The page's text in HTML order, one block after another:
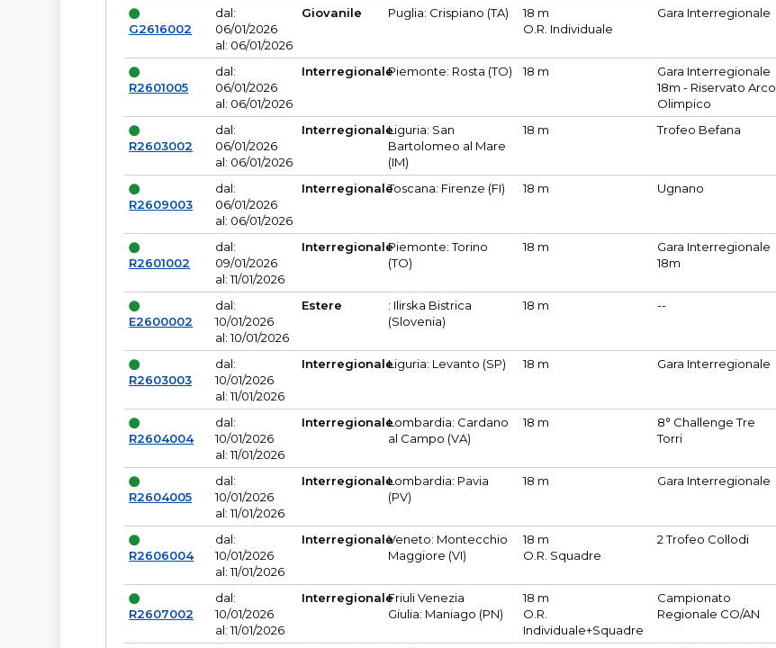
G2616002
dal:
06/01/2026
al: 06/01/2026
Giovanile Puglia: Crispiano (TA)
18 m
O.R. Individuale
Gara Interregionale
R2601005
dal:
06/01/2026
al: 06/01/2026
InterregionalePiemonte: Rosta (TO) 18 m
Gara Interregionale
18m - Riservato Arco
Olimpico
R2603002
dal:
06/01/2026
al: 06/01/2026
InterregionaleLiguria: San
Bartolomeo al Mare
(IM)
18 m Trofeo Befana
R2609003
dal:
06/01/2026
al: 06/01/2026
InterregionaleToscana: Firenze (FI) 18 m Ugnano
R2601002
dal:
09/01/2026
al: 11/01/2026
InterregionalePiemonte: Torino
(TO)
18 m
Gara Interregionale
18m
E2600002
dal:
10/01/2026
al: 10/01/2026
Estere
: Ilirska Bistrica
(Slovenia)
18 m --
R2603003
dal:
10/01/2026
al: 11/01/2026
InterregionaleLiguria: Levanto (SP) 18 m Gara Interregionale
R2604004
dal:
10/01/2026
al: 11/01/2026
InterregionaleLombardia: Cardano
al Campo (VA)
18 m
8° Challenge Tre
Torri
R2604005
dal:
10/01/2026
al: 11/01/2026
InterregionaleLombardia: Pavia
(PV)
18 m Gara Interregionale
R2606004
dal:
10/01/2026
al: 11/01/2026
InterregionaleVeneto: Montecchio
Maggiore (VI)
18 m
O.R. Squadre
2 Trofeo Collodi
R2607002
dal:
10/01/2026
al: 11/01/2026
InterregionaleFriuli Venezia
Giulia: Maniago (PN)
18 m
O.R.
Individuale+Squadre
Campionato
Regionale CO/AN